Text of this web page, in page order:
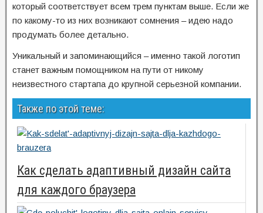
который соответствует всем трем пунктам выше. Если же
по какому-то из них возникают сомнения – идею надо
продумать более детально.
Уникальный и запоминающийся – именно такой логотип
станет важным помощником на пути от никому
неизвестного стартапа до крупной серьезной компании.
Также по этой теме:
Как сделать адаптивный дизайн сайта
для каждого браузера